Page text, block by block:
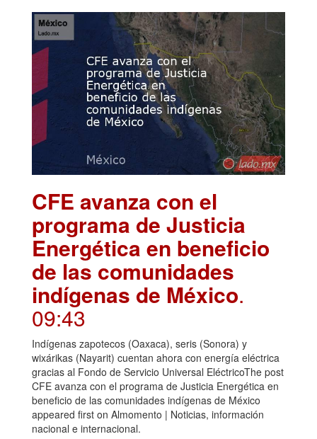
CFE avanza con el
programa de Justicia
Energética en beneficio
de las comunidades
indígenas de México.
09:43
Indígenas zapotecos (Oaxaca), seris (Sonora) y
wixárikas (Nayarit) cuentan ahora con energía eléctrica
gracias al Fondo de Servicio Universal EléctricoThe post
CFE avanza con el programa de Justicia Energética en
beneficio de las comunidades indígenas de México
appeared first on Almomento | Noticias, información
nacional e internacional.